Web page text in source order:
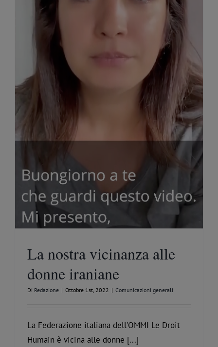
La nostra vicinanza alle
donne iraniane
Di Redazione | Ottobre 1st, 2022 | Comunicazioni generali
La Federazione italiana dell'OMMI Le Droit
Humain è vicina alle donne [...]